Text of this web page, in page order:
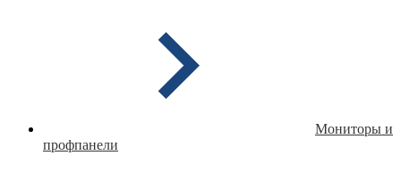
Мониторы и
профпанели